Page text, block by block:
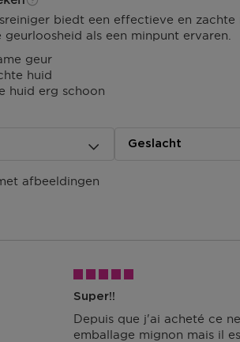
producten heb je 14 dagen om
of te herroepen. Na de herroeping
in de winkel
biedt een effectieve en
geurloosheid als een minpunt ervaren.
geur
huid
huid erg schoon
Geslacht
afbeeldingen
Super!!
Depuis que j'ai acheté ce
emballage mignon mais il